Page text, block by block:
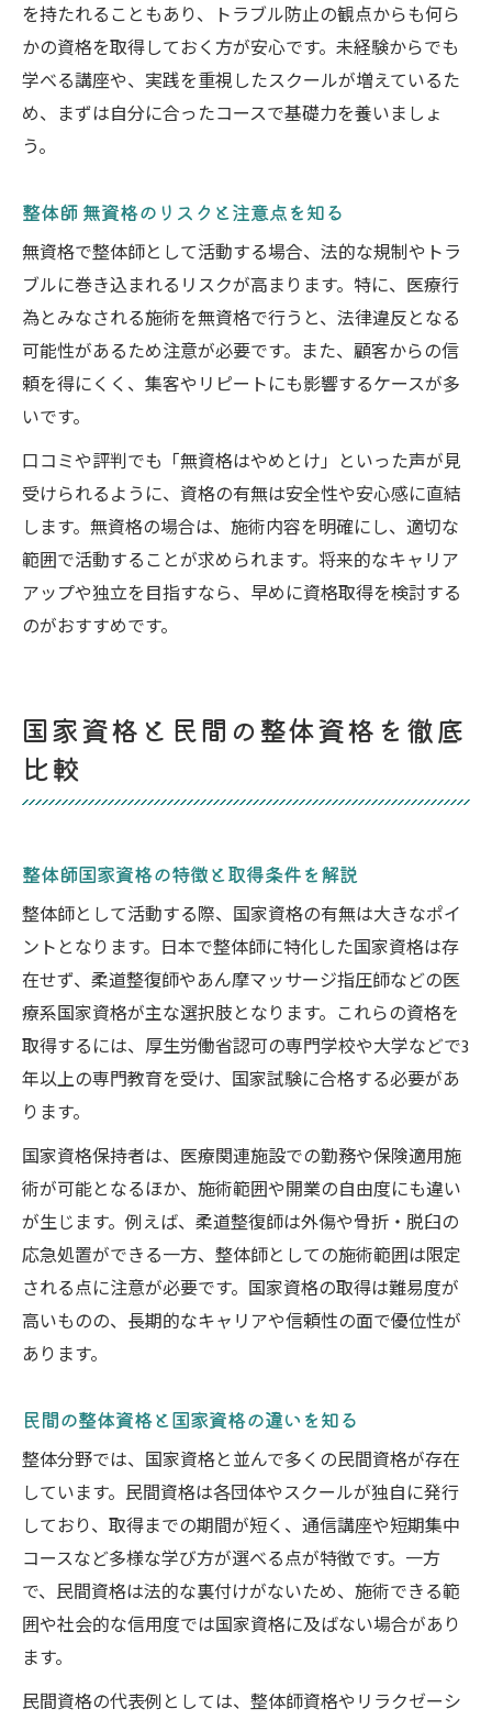
を持たれることもあり、トラブル防止の観点からも何ら
かの資格を取得しておく方が安心です。未経験からでも
学べる講座や、実践を重視したスクールが増えているた
め、まずは自分に合ったコースで基礎力を養いましょ
う。
整体師 無資格のリスクと注意点を知る
無資格で整体師として活動する場合、法的な規制やトラ
ブルに巻き込まれるリスクが高まります。特に、医療行
為とみなされる施術を無資格で行うと、法律違反となる
可能性があるため注意が必要です。また、顧客からの信
頼を得にくく、集客やリピートにも影響するケースが多
いです。
口コミや評判でも「無資格はやめとけ」といった声が見
受けられるように、資格の有無は安全性や安心感に直結
します。無資格の場合は、施術内容を明確にし、適切な
範囲で活動することが求められます。将来的なキャリア
アップや独立を目指すなら、早めに資格取得を検討する
のがおすすめです。
国家資格と民間の整体資格を徹底
比較
整体師国家資格の特徴と取得条件を解説
整体師として活動する際、国家資格の有無は大きなポイ
ントとなります。日本で整体師に特化した国家資格は存
在せず、柔道整復師やあん摩マッサージ指圧師などの医
療系国家資格が主な選択肢となります。これらの資格を
取得するには、厚生労働省認可の専門学校や大学などで3
年以上の専門教育を受け、国家試験に合格する必要があ
ります。
国家資格保持者は、医療関連施設での勤務や保険適用施
術が可能となるほか、施術範囲や開業の自由度にも違い
が生じます。例えば、柔道整復師は外傷や骨折・脱臼の
応急処置ができる一方、整体師としての施術範囲は限定
される点に注意が必要です。国家資格の取得は難易度が
高いものの、長期的なキャリアや信頼性の面で優位性が
あります。
民間の整体資格と国家資格の違いを知る
整体分野では、国家資格と並んで多くの民間資格が存在
しています。民間資格は各団体やスクールが独自に発行
しており、取得までの期間が短く、通信講座や短期集中
コースなど多様な学び方が選べる点が特徴です。一方
で、民間資格は法的な裏付けがないため、施術できる範
囲や社会的な信用度では国家資格に及ばない場合があり
ます。
民間資格の代表例としては、整体師資格やリラクゼーシ